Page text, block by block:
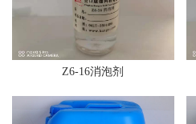
Z6-16消泡剂